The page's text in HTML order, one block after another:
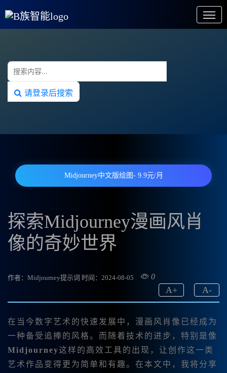
请登录后搜索
Midjourney中文版绘图- 9.9元/月
探索Midjourney漫画风肖
像的奇妙世界
作者：Midjourney提示词 时间：2024-08-05 0
A-
A+
在当今数字艺术的快速发展中，漫画风肖像已经成为
一种备受追捧的风格。而随着技术的进步，特别是像
Midjourney这样的高效工具的出现，让创作这一类
艺术作品变得更为简单和有趣。在本文中，我将分享